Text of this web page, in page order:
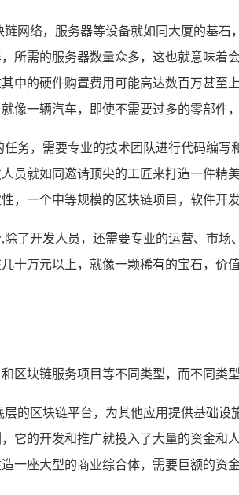
网络，服务器等设备就如同大厦的基
所需的服务器数量众多，这也就意味
中的硬件购置费用可能高达数百万甚
像一辆汽车，即使不需要过多的零部件
务，需要专业的技术团队进行代码编
员就如同邀请顶尖的工匠来打造一件
，一个中等规模的区块链项目，软件开
了开发人员，还需要专业的运营、市
十万元以上，就像一颗稀有的宝石，
区块链服务项目等不同类型，而不同类
的区块链平台，为其他应用提供基础
它的开发和推广就投入了大量的资金
一座大型的商业综合体，需要巨额的资金